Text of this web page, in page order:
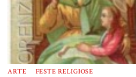
ARTE FESTE RELIGIOSE